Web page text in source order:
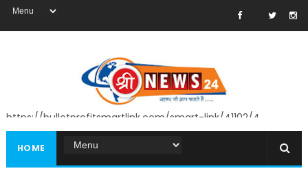
https://bulletprofitsmartlink.com/smart-link/41102/4
HOME